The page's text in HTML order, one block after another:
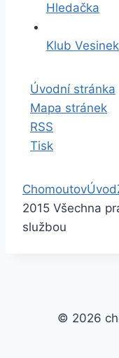
Hledačka
Klub Vesinek
Úvodní stránka
Mapa stránek
RSS
Tisk
ChomoutovÚvod
2015 Všechna
službou
© 2026